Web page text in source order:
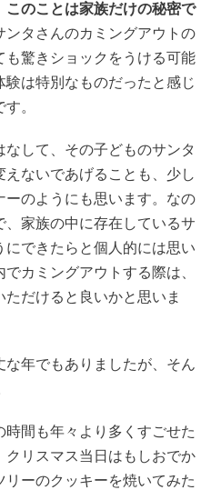
このことは家族だけの秘密で
ンタさんのカミングアウトの
驚きショックをうける可能
は特別なものだったと感じ
。
して、その子どものサンタ
ないであげることも、少し
ーのようにも思います。なの
家族の中に存在しているサ
にできたらと個人的には思い
カミングアウトする際は、
だけると良いかと思いま
年でもありましたが、そん
間も年々より多くすごせた
リスマス当日はもしおでか
ーのクッキーを焼いてみた